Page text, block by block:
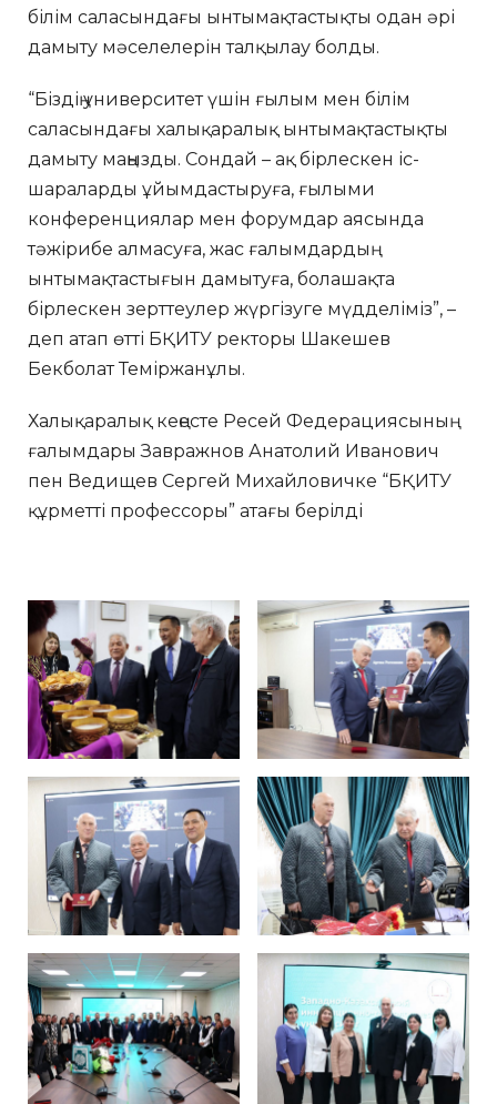
білім саласындағы ынтымақтастықты одан әрі
дамыту мәселелерін талқылау болды.
“Біздің университет үшін ғылым мен білім
саласындағы халықаралық ынтымақтастықты
дамыту маңызды. Сондай – ақ бірлескен іс-
шараларды ұйымдастыруға, ғылыми
конференциялар мен форумдар аясында
тәжірибе алмасуға, жас ғалымдардың
ынтымақтастығын дамытуға, болашақта
бірлескен зерттеулер жүргізуге мүдделіміз”, –
деп атап өтті БҚИТУ ректоры Шакешев
Бекболат Теміржанұлы.
Халықаралық кеңесте Ресей Федерациясының
ғалымдары Завражнов Анатолий Иванович
пен Ведищев Сергей Михайловичке “БҚИТУ
құрметті профессоры” атағы берілді